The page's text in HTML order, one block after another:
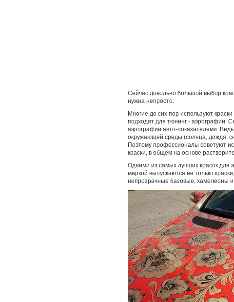
Сейчас довольно большой выбор
нужна непросто.
Многие до сих пор используют
подходят для тюнинг - аэрографии.
аэрографии авто-показателями.
окружающей среды (солнца, дождя,
Поэтому профессионалы советуют
краски, в общем на основе
Одними из самых лучших красок для
маркой выпускаются не только
непрозрачные базовые, хамелеоны и